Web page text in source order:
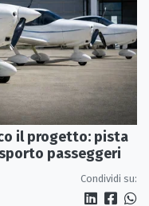
il progetto: pista
passeggeri
Condividi su: